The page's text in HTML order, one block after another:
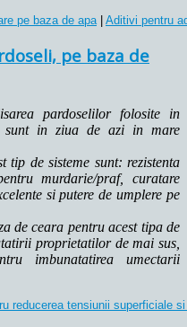
pe baza de apa | Aditivi pentru
pe baza de
pardoselilor folosite in
sunt in ziua de azi in mare
tip de sisteme sunt: rezistenta
murdarie/praf, curatare
si putere de umplere pe
de ceara pentru acest tipa de
proprietatilor de mai sus,
imbunatatirea umectarii
reducerea tensiunii superficiale